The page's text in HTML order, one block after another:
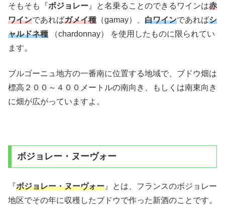
そもそも『ボジョレー 』と名乗ることのできるワインは赤
ワインであればガメイ種 （gamay）、 白ワインであればシ
ャルドネ種 （chardonnay） を使用したものに限られてい
ます。
ブルゴーニュ地方の一番南に位置する地域で、ブドウ畑は
標高２００～４００メートルの南向き、もしくは南東向き
に畑が広がっていますよ。
ボジョレー・ヌーヴォー
『ボジョレー・ヌーヴォー 』とは、フランスのボジョレー
地区でその年に収穫したブドウで作った新酒のことです。